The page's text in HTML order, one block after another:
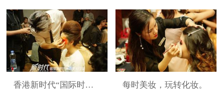
香港新时代“国际时装周”展演造型 每时美妆，玩转化妆。